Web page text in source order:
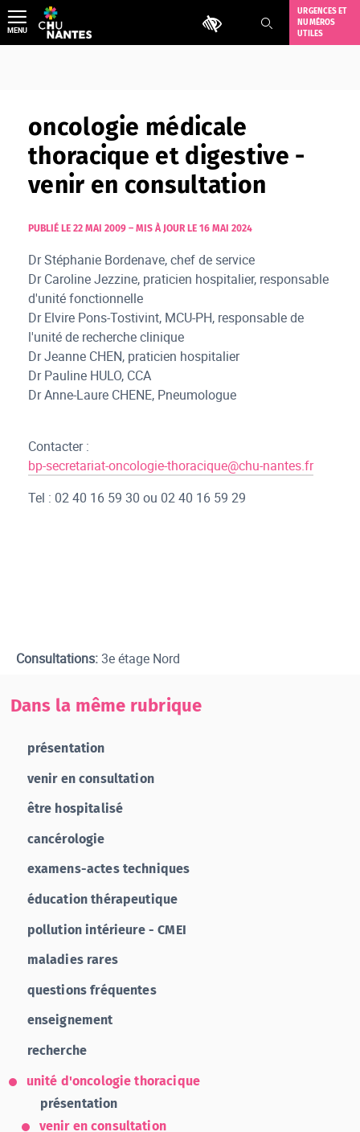
Aller
au
contenu
Outils d'accessibilité
URGENCES ET
NUMÉROS
UTILES
MENU
oncologie médicale
thoracique et digestive -
venir en consultation
PUBLIÉ LE 22 MAI 2009 – MIS À JOUR LE 16 MAI 2024
Dr Stéphanie Bordenave, chef de service
Dr Caroline Jezzine, praticien hospitalier, responsable
d'unité fonctionnelle
Dr Elvire Pons-Tostivint, MCU-PH, responsable de
l'unité de recherche clinique
Dr Jeanne CHEN, praticien hospitalier
Dr Pauline HULO, CCA
Dr Anne-Laure CHENE, Pneumologue
Contacter :
bp-secretariat-oncologie-thoracique@chu-nantes.fr
Tel : 02 40 16 59 30 ou 02 40 16 59 29
Consultations:3e étage Nord
Dans la même rubrique
présentation
venir en consultation
être hospitalisé
cancérologie
examens-actes techniques
éducation thérapeutique
pollution intérieure - CMEI
maladies rares
questions fréquentes
enseignement
recherche
unité d'oncologie thoracique
présentation
venir en consultation